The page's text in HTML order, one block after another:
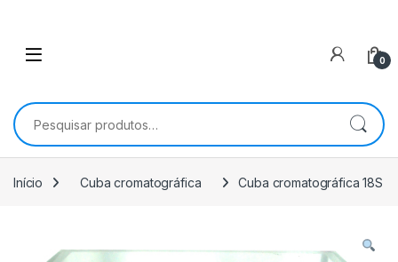
0
Pesquisar por:
Início Cuba cromatográfica Cuba cromatográfica 18S